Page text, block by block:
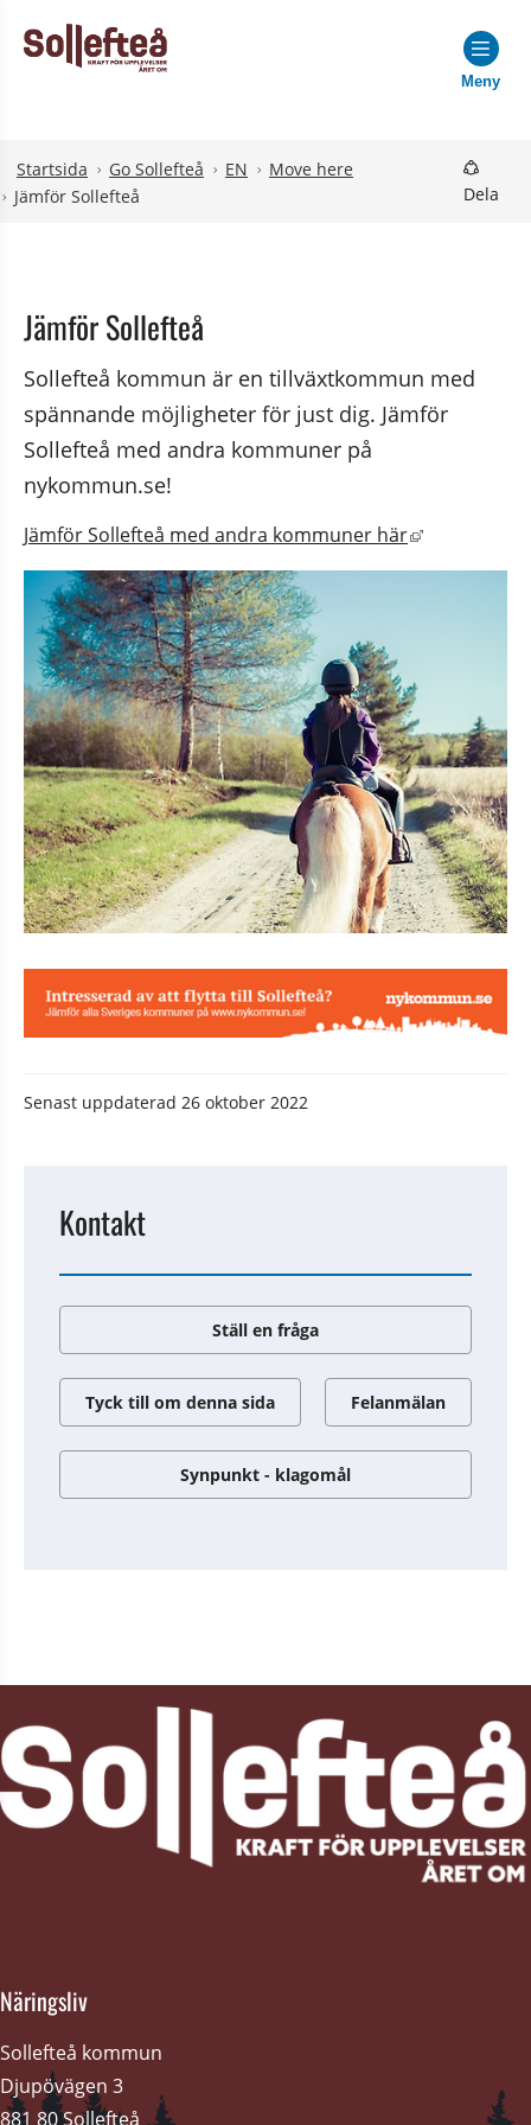
Meny
Startsida Go Sollefteå EN
Move here
Jämför Sollefteå
Dela
Jämför Sollefteå
Sollefteå kommun är en tillväxtkommun med
spännande möjligheter för just dig. Jämför
Sollefteå med andra kommuner på
nykommun.se!
Jämför Sollefteå med andra kommuner här Länk till
Senast uppdaterad 26 oktober 2022
Kontakt
Ställ en fråga
Tyck till om denna sida Felanmälan
Synpunkt - klagomål
Näringsliv
Sollefteå kommun
Djupövägen 3
881 80 Sollefteå